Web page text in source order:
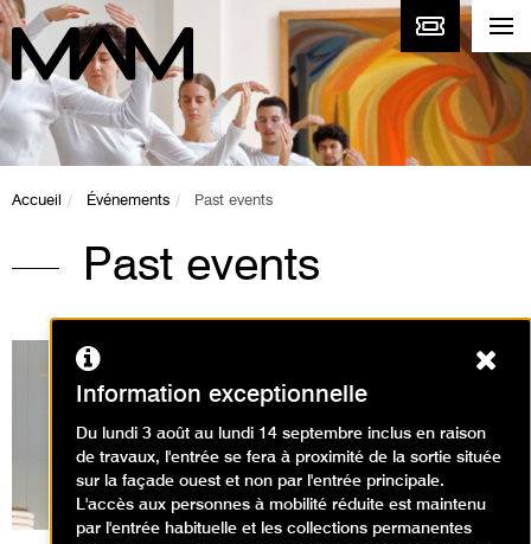
Accueil Événements Past events
Past events
Expositions en cours
Information exceptionnelle
Du lundi 3 août au lundi 14 septembre inclus en raison
de travaux, l'entrée se fera à proximité de la sortie située
sur la façade ouest et non par l'entrée principale.
L'accès aux personnes à mobilité réduite est maintenu
par l'entrée habituelle et les collections permanentes